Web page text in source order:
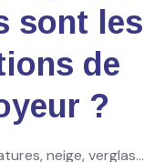
sont les
de
?
neige,